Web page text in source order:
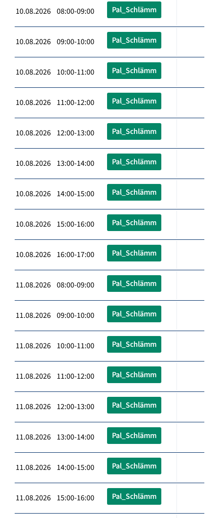
10.08.2026 08:00-09:00 Pal_Schlämm
10.08.2026 09:00-10:00 Pal_Schlämm
10.08.2026 10:00-11:00 Pal_Schlämm
10.08.2026 11:00-12:00 Pal_Schlämm
10.08.2026 12:00-13:00 Pal_Schlämm
10.08.2026 13:00-14:00 Pal_Schlämm
10.08.2026 14:00-15:00 Pal_Schlämm
10.08.2026 15:00-16:00 Pal_Schlämm
10.08.2026 16:00-17:00 Pal_Schlämm
11.08.2026 08:00-09:00 Pal_Schlämm
11.08.2026 09:00-10:00 Pal_Schlämm
11.08.2026 10:00-11:00 Pal_Schlämm
11.08.2026 11:00-12:00 Pal_Schlämm
11.08.2026 12:00-13:00 Pal_Schlämm
11.08.2026 13:00-14:00 Pal_Schlämm
11.08.2026 14:00-15:00 Pal_Schlämm
11.08.2026 15:00-16:00 Pal_Schlämm